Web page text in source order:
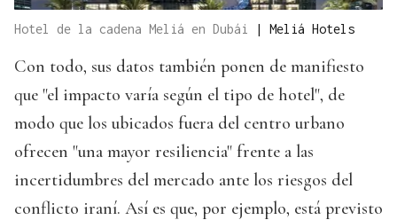
Hotel de la cadena Meliá en Dubái | Meliá Hotels
Con todo, sus datos también ponen de manifiesto
que "el impacto varía según el tipo de hotel", de
modo que los ubicados fuera del centro urbano
ofrecen "una mayor resiliencia" frente a las
incertidumbres del mercado ante los riesgos del
conflicto iraní. Así es que, por ejemplo, está previsto